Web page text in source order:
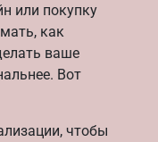
или покупку
как
ваше
Вот
чтобы